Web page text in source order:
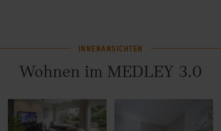
INNENANSICHTEN
Wohnen im MEDLEY 3.0